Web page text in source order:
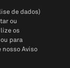
de dados)
ou
os
para
Aviso